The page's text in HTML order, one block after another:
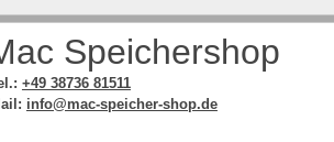
Speichershop
+49 38736 81511
info@mac-speicher-shop.de